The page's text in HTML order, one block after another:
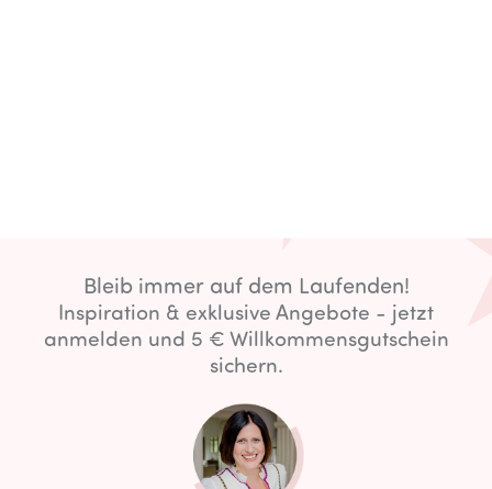
Bleib immer auf dem Laufenden!
Inspiration & exklusive Angebote - jetzt
anmelden und 5 € Willkommensgutschein
sichern.